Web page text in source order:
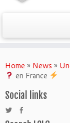
Home » News »
en France
Social links